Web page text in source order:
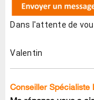
Dans l'attente de
Valentin
Conseiller Spécialiste